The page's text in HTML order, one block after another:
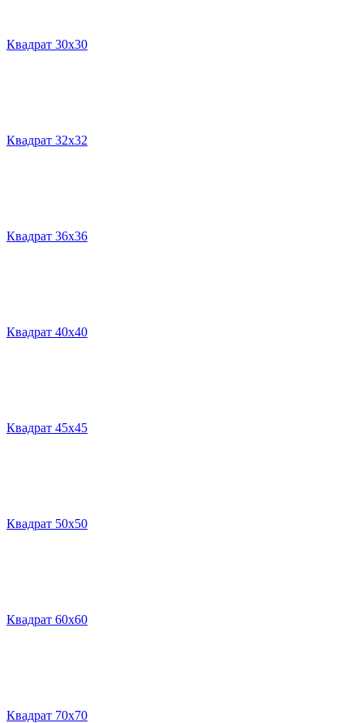
Квадрат 30х30
Квадрат 32х32
Квадрат 36х36
Квадрат 40х40
Квадрат 45х45
Квадрат 50х50
Квадрат 60х60
Квадрат 70х70